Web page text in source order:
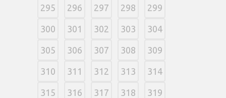
295 296 297 298 299
300 301 302 303 304
305 306 307 308 309
310 311 312 313 314
315 316 317 318 319